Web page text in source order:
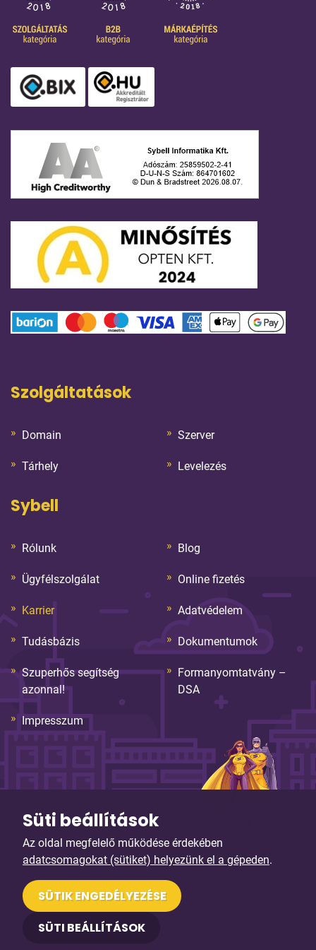
Süti beállítások
Az oldal megfelelő működése érdekében
adatcsomagokat (sütiket) helyezünk el a gépeden.
SÜTIK ENGEDÉLYEZÉSE
SÜTI BEÁLLÍTÁSOK
Szolgáltatások
Domain Szerver
Tárhely Levelezés
Sybell
Rólunk Blog
Ügyfélszolgálat Online fizetés
Karrier Adatvédelem
Tudásbázis Dokumentumok
Szuperhős segítség
azonnal!
Formanyomtatvány –
DSA
Impresszum
© Copyright 2026. Sybell Informatika Kft. Minden jog
fenntartva!
Arculattervezés, honlaptervezés: Kreatív Vonalak